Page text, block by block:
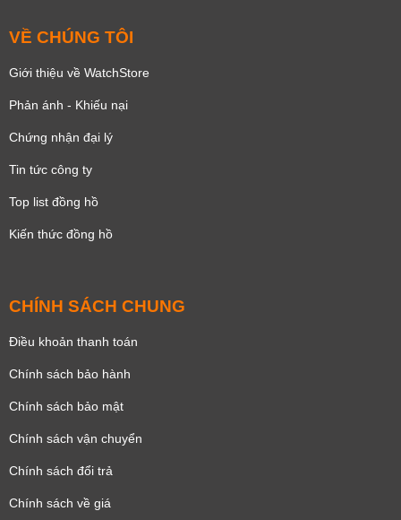
VỀ CHÚNG TÔI
Giới thiệu về WatchStore
Phản ánh - Khiếu nại
Chứng nhận đại lý
Tin tức công ty
Top list đồng hồ
Kiến thức đồng hồ
CHÍNH SÁCH CHUNG
Điều khoản thanh toán
Chính sách bảo hành
Chính sách bảo mật
Chính sách vận chuyển
Chính sách đổi trả
Chính sách về giá